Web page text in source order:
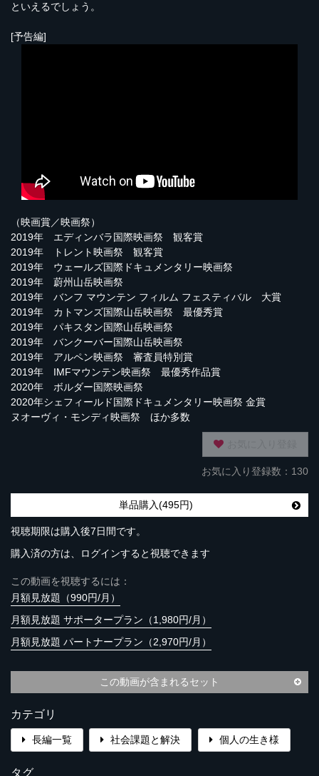
といえるでしょう。
[予告編]
（映画賞／映画祭）
2019年 エディンバラ国際映画祭 観客賞
2019年 トレント映画祭 観客賞
2019年 ウェールズ国際ドキュメンタリー映画祭
2019年 蔚州山岳映画祭
2019年 バンフ マウンテン フィルム フェスティバル 大賞
2019年 カトマンズ国際山岳映画祭 最優秀賞
2019年 パキスタン国際山岳映画祭
2019年 バンクーバー国際山岳映画祭
2019年 アルペン映画祭 審査員特別賞
2019年 IMFマウンテン映画祭 最優秀作品賞
2020年 ボルダー国際映画祭
2020年シェフィールド国際ドキュメンタリー映画祭 金賞
ヌオーヴィ・モンディ映画祭 ほか多数
お気に入り登録数：130
単品購入(495円)
視聴期限は購入後7日間です。
購入済の方は、ログインすると視聴できます
この動画を視聴するには：
月額見放題（990円/月）
月額見放題 サポータープラン（1,980円/月）
月額見放題 パートナープラン（2,970円/月）
この動画が含まれるセット
カテゴリ
長編一覧 社会課題と解決 個人の生き様
タグ